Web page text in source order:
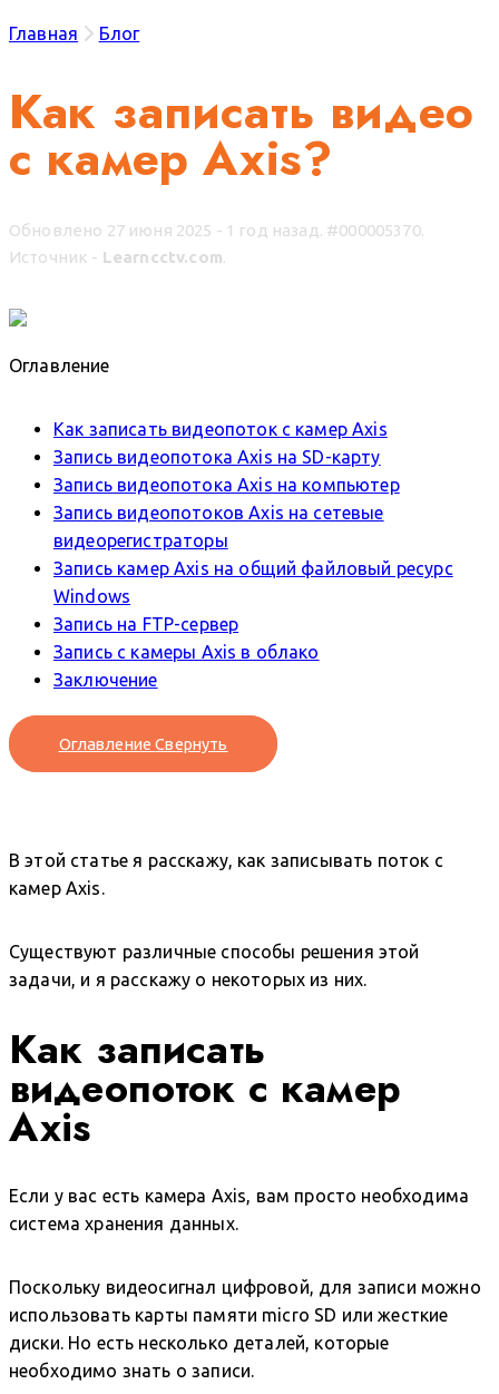
Главная Блог
Как записать видео
с камер Axis?
Обновлено 27 июня 2025 - 1 год назад. #000005370.
Источник - Learncctv.com.
Оглавление
Как записать видеопоток с камер Axis
Запись видеопотока Axis на SD-карту
Запись видеопотока Axis на компьютер
Запись видеопотоков Axis на сетевые
видеорегистраторы
Запись камер Axis на общий файловый ресурс
Windows
Запись на FTP-сервер
Запись с камеры Axis в облако
Заключение
Оглавление Свернуть
В этой статье я расскажу, как записывать поток с
камер Axis.
Существуют различные способы решения этой
задачи, и я расскажу о некоторых из них.
Как записать
видеопоток с камер
Axis
Если у вас есть камера Axis, вам просто необходима
система хранения данных.
Поскольку видеосигнал цифровой, для записи можно
использовать карты памяти micro SD или жесткие
диски. Но есть несколько деталей, которые
необходимо знать о записи.